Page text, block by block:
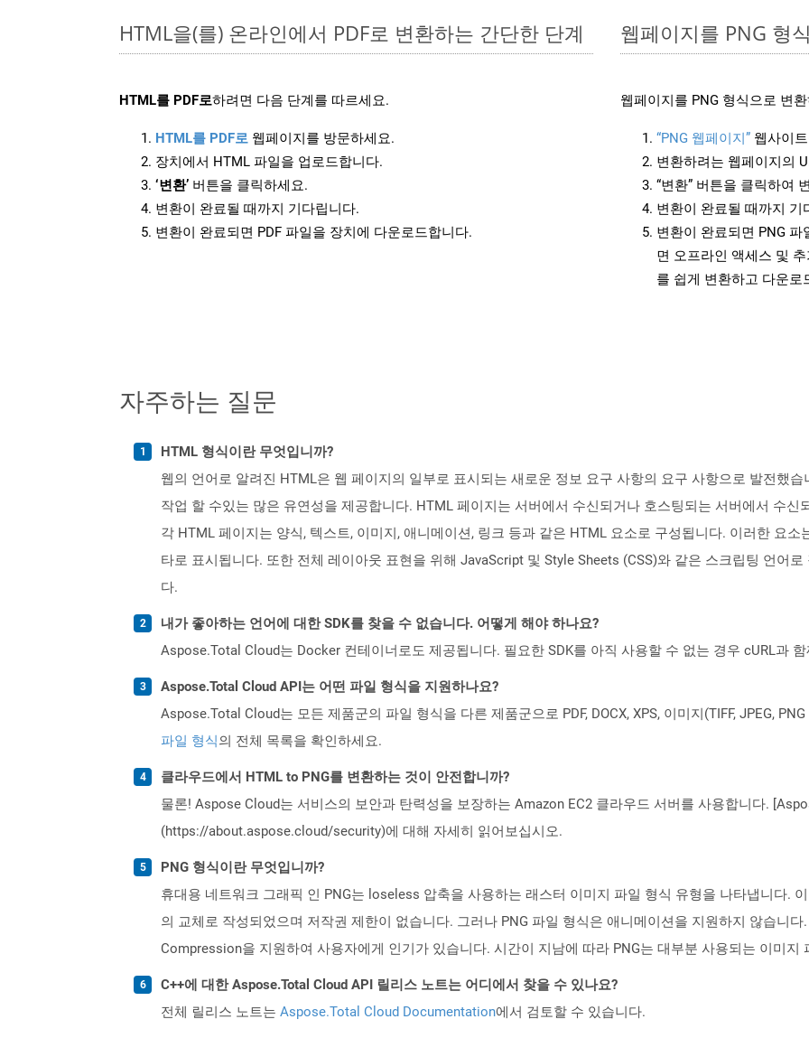
HTML을(를) 온라인에서 PDF로 변환하는 간단한 단계
HTML를 PDF로하려면 다음 단계를 따르세요.
HTML를 PDF로 웹페이지를 방문하세요.
장치에서 HTML 파일을 업로드합니다.
‘변환’ 버튼을 클릭하세요.
변환이 완료될 때까지 기다립니다.
변환이 완료되면 PDF 파일을 장치에 다운로드합니다.
웹페이지를 PNG 형
웹페이지를 PNG 형식으로 변
“PNG 웹페이지” 웹사이
변환하려는 웹페이지의
“변환” 버튼을 클릭하여
변환이 완료될 때까지 기
변환이 완료되면 PNG
면 오프라인 액세스 및
를 쉽게 변환하고 다운로
자주하는 질문
HTML 형식이란 무엇입니까?
웹의 언어로 알려진 HTML은 웹 페이지의 일부로 표시되는 새로운 정보 요구 사항의 요구 사항으로 발전했
작업 할 수있는 많은 유연성을 제공합니다. HTML 페이지는 서버에서 수신되거나 호스팅되는 서버에서 수신
각 HTML 페이지는 양식, 텍스트, 이미지, 애니메이션, 링크 등과 같은 HTML 요소로 구성됩니다. 이러한 요
타로 표시됩니다. 또한 전체 레이아웃 표현을 위해 JavaScript 및 Style Sheets (CSS)와 같은 스크립팅 언어
다.
내가 좋아하는 언어에 대한 SDK를 찾을 수 없습니다. 어떻게 해야 하나요?
Aspose.Total Cloud는 Docker 컨테이너로도 제공됩니다. 필요한 SDK를 아직 사용할 수 없는 경우 cURL과
Aspose.Total Cloud API는 어떤 파일 형식을 지원하나요?
Aspose.Total Cloud는 모든 제품군의 파일 형식을 다른 제품군으로 PDF, DOCX, XPS, 이미지(TIFF, JPEG,
파일 형식의 전체 목록을 확인하세요.
클라우드에서 HTML to PNG를 변환하는 것이 안전합니까?
물론! Aspose Cloud는 서비스의 보안과 탄력성을 보장하는 Amazon EC2 클라우드 서버를 사용합니다.
(https://about.aspose.cloud/security)에 대해 자세히 읽어보십시오.
PNG 형식이란 무엇입니까?
휴대용 네트워크 그래픽 인 PNG는 loseless 압축을 사용하는 래스터 이미지 파일 형식 유형을 나타냅니다.
의 교체로 작성되었으며 저작권 제한이 없습니다. 그러나 PNG 파일 형식은 애니메이션을 지원하지 않습니
Compression을 지원하여 사용자에게 인기가 있습니다. 시간이 지남에 따라 PNG는 대부분 사용되는 이미지
C++에 대한 Aspose.Total Cloud API 릴리스 노트는 어디에서 찾을 수 있나요?
전체 릴리스 노트는 Aspose.Total Cloud Documentation에서 검토할 수 있습니다.